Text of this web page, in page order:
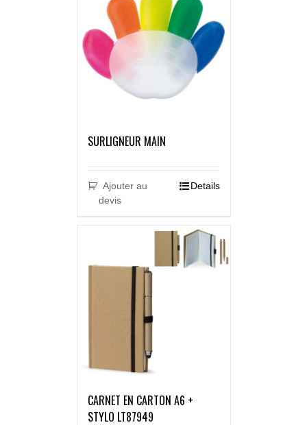
SURLIGNEUR MAIN
Ajouter au
devis
Details
CARNET EN CARTON A6 +
STYLO LT87949